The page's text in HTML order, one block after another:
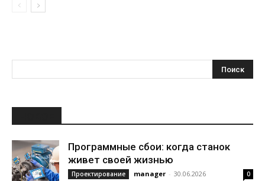
Программные сбои: когда станок
живет своей жизнью
Проектирование manager - 30.06.2026 0